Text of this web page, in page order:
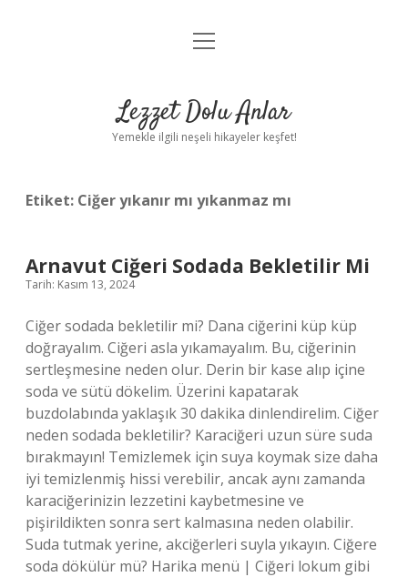
Anasayfa
Yasal Uyarı
menüyü
Lezzet Dolu Anlar
Yemekle ilgili neşeli hikayeler keşfet!
Etiket: Ciğer yıkanır mı yıkanmaz mı
Arnavut Ciğeri Sodada Bekletilir Mi
Tarih: Kasım 13, 2024
Ciğer sodada bekletilir mi? Dana ciğerini küp küp
doğrayalım. Ciğeri asla yıkamayalım. Bu, ciğerinin
sertleşmesine neden olur. Derin bir kase alıp içine
soda ve sütü dökelim. Üzerini kapatarak
buzdolabında yaklaşık 30 dakika dinlendirelim. Ciğer
neden sodada bekletilir? Karaciğeri uzun süre suda
bırakmayın! Temizlemek için suya koymak size daha
iyi temizlenmiş hissi verebilir, ancak aynı zamanda
karaciğerinizin lezzetini kaybetmesine ve
pişirildikten sonra sert kalmasına neden olabilir.
Suda tutmak yerine, akciğerleri suyla yıkayın. Ciğere
soda dökülür mü? Harika menü | Ciğeri lokum gibi